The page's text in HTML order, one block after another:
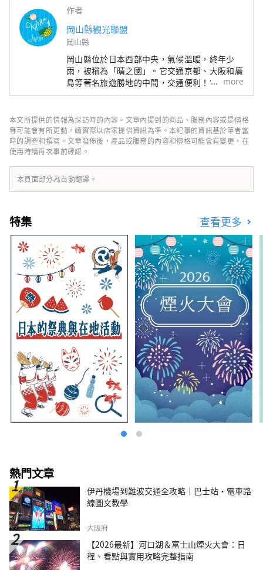
作者
岡山縣觀光聯盟
岡山縣
岡山縣位於日本西部中央，氣候溫暖​​，終年少
雨，被稱為「晴之國」。它交通京都、大阪和廣
島等著名旅遊勝地的中間，交通便利！它也是經
由瀨戶通往四國的門戶。 岡山縣也被稱為“水
水果，無論甜度、香氣還是風味，都是最高品質
的。 您可以品嚐白桃、麝香葡萄、先鋒葡萄等
當季水果！ 岡山還擁有世界級的旅遊景點，包
括岡山城、日本三大名園之一的岡山後樂園以及
擁有歷史、文化和藝術的倉敷美觀地區！
more
本文所提供的情報為採訪時的內容。文章內提到的商品、服務內容或是價格
等可能會有所更動，請實際以店家提供資訊為準。本記事的資訊基於筆者當
時的調查和撰寫。文章發佈後，產品或服務的內容和價格可能會有變更，在
使用時請再次事前確認。
本頁面部分為自動翻譯。
特集 查看更多
熱門文章
伊丹機場到難波交通全攻略｜巴士站・電車路
線圖文教學
大阪府
【2026最新】河口湖＆富士山煙火大會：日
程、看點與實用攻略完整指南